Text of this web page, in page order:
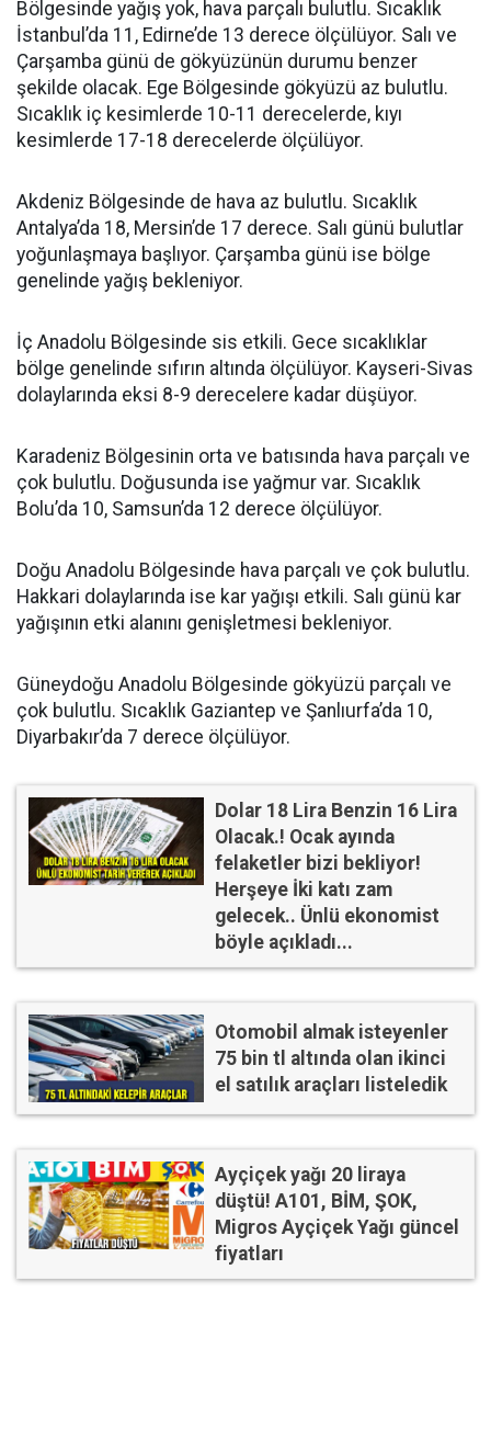
Bölgesinde yağış yok, hava parçalı bulutlu. Sıcaklık
İstanbul’da 11, Edirne’de 13 derece ölçülüyor. Salı ve
Çarşamba günü de gökyüzünün durumu benzer
şekilde olacak. Ege Bölgesinde gökyüzü az bulutlu.
Sıcaklık iç kesimlerde 10-11 derecelerde, kıyı
kesimlerde 17-18 derecelerde ölçülüyor.
Akdeniz Bölgesinde de hava az bulutlu. Sıcaklık
Antalya’da 18, Mersin’de 17 derece. Salı günü bulutlar
yoğunlaşmaya başlıyor. Çarşamba günü ise bölge
genelinde yağış bekleniyor.
İç Anadolu Bölgesinde sis etkili. Gece sıcaklıklar
bölge genelinde sıfırın altında ölçülüyor. Kayseri-Sivas
dolaylarında eksi 8-9 derecelere kadar düşüyor.
Karadeniz Bölgesinin orta ve batısında hava parçalı ve
çok bulutlu. Doğusunda ise yağmur var. Sıcaklık
Bolu’da 10, Samsun’da 12 derece ölçülüyor.
Doğu Anadolu Bölgesinde hava parçalı ve çok bulutlu.
Hakkari dolaylarında ise kar yağışı etkili. Salı günü kar
yağışının etki alanını genişletmesi bekleniyor.
Güneydoğu Anadolu Bölgesinde gökyüzü parçalı ve
çok bulutlu. Sıcaklık Gaziantep ve Şanlıurfa’da 10,
Diyarbakır’da 7 derece ölçülüyor.
Dolar 18 Lira Benzin 16 Lira
Olacak.! Ocak ayında
felaketler bizi bekliyor!
Herşeye İki katı zam
gelecek.. Ünlü ekonomist
böyle açıkladı...
Otomobil almak isteyenler
75 bin tl altında olan ikinci
el satılık araçları listeledik
Ayçiçek yağı 20 liraya
düştü! A101, BİM, ŞOK,
Migros Ayçiçek Yağı güncel
fiyatları